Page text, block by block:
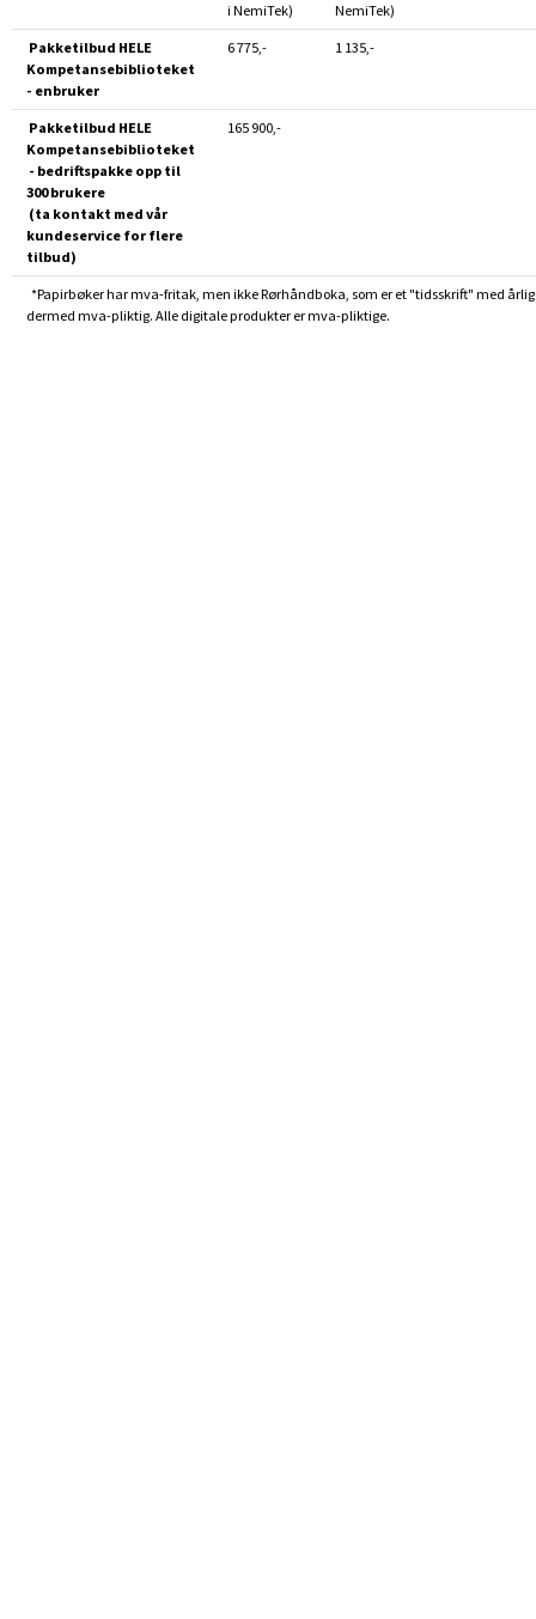
i NemiTek)
NemiTek)
Pakketilbud HELE
Kompetansebiblioteket
- enbruker
6 775,- 1 135,-
Pakketilbud HELE
Kompetansebiblioteket
- bedriftspakke opp til
300 brukere
(ta kontakt med vår
kundeservice for flere
tilbud)
165 900,-
*Papirbøker har mva-fritak, men ikke Rørhåndboka, som er et "tidsskrift" med
dermed mva-pliktig. Alle digitale produkter er mva-pliktige.